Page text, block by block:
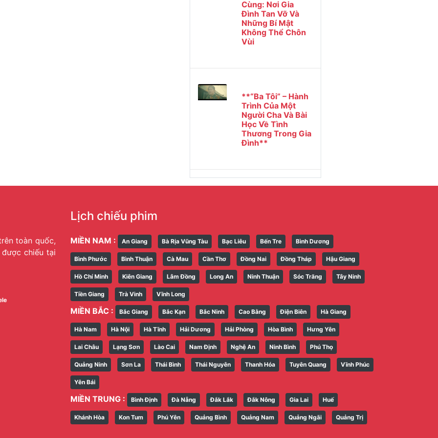
Cùng: Nơi Gia
Đình Tan Vỡ Và
Những Bí Mật
Không Thể Chôn
Vùi
**“Ba Tôi” – Hành
Trình Của Một
Người Cha Và Bài
Học Về Tình
Thương Trong Gia
Đình**
toàn quốc,
chiếu tại
Lịch chiếu phim
MIỀN NAM : An Giang Bà Rịa Vũng Tàu Bạc Liêu Bến Tre Bình Dương
Bình Phước Bình Thuận Cà Mau Cần Thơ Đồng Nai Đồng Tháp Hậu Giang
Hồ Chí Minh Kiên Giang Lâm Đồng Long An Ninh Thuận Sóc Trăng Tây Ninh
Tiền Giang Trà Vinh Vĩnh Long
MIỀN BẮC : Bắc Giang Bắc Kạn Bắc Ninh Cao Bằng Điện Biên Hà Giang
Hà Nam Hà Nội Hà Tĩnh Hải Dương Hải Phòng Hòa Bình Hưng Yên
Lai Châu Lạng Sơn Lào Cai Nam Định Nghệ An Ninh Bình Phú Thọ
Quảng Ninh Sơn La Thái Bình Thái Nguyên Thanh Hóa Tuyên Quang Vĩnh Phúc
Yên Bái
MIỀN TRUNG : Bình Định Đà Nẵng Đắk Lắk Đắk Nông Gia Lai Huế
Khánh Hòa Kon Tum Phú Yên Quảng Bình Quảng Nam Quảng Ngãi Quảng Trị